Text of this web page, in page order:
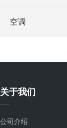
空调
关于我们
公司介绍